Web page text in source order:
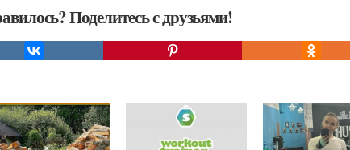
Поделитесь с друзьями!